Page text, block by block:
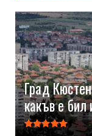
Град
какъв е